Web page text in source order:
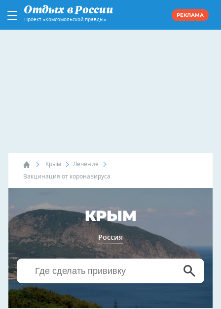
Проект «Комсомольской правды»
РЕКЛАМА
Крым Лечение
Вакцинация от коронавируса
КРЫМ
Россия